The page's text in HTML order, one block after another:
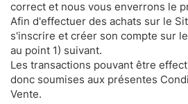
correct et nous vous enverrons le
Afin d'effectuer des achats sur le
s'inscrire et créer son compte sur
au point 1) suivant.
Les transactions pouvant être
donc soumises aux présentes
Vente.